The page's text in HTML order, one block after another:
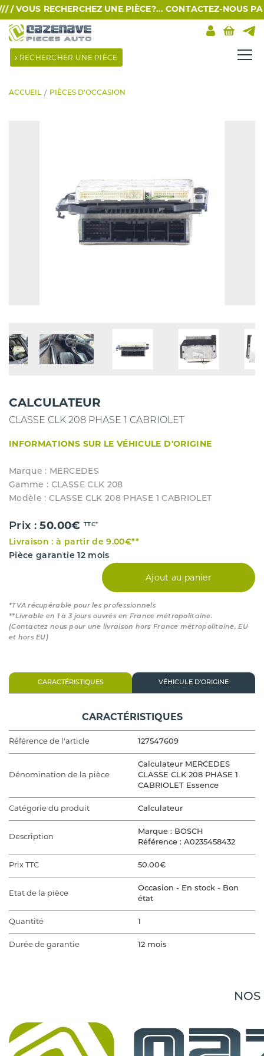
/ VOUS RECHERCHEZ UNE PIÈCE?... CONTACTEZ-NOUS
RECHERCHER UNE PIÈCE
ACCUEIL PIÈCES D'OCCASION
CALCULATEUR
CLASSE CLK 208 PHASE 1 CABRIOLET
INFORMATIONS SUR LE VÉHICULE D'ORIGINE
Marque : MERCEDES
Gamme : CLASSE CLK 208
Modèle : CLASSE CLK 208 PHASE 1 CABRIOLET
Prix :50.00€ TTC*
Livraison : à partir de 9.00€**
Pièce garantie 12 mois
Ajout au panier
*TVA récupérable pour les professionnels
**Livrable en 1 à 3 jours ouvrés en France métropolitaine.
(Contactez nous pour une livraison hors France métropolitaine, EU
et hors EU)
CARACTÉRISTIQUES VÉHICULE D'ORIGINE
CARACTÉRISTIQUES
Référence de l'article 127547609
Dénomination de la pièce
Calculateur MERCEDES
CLASSE CLK 208 PHASE 1
CABRIOLET Essence
Catégorie du produit Calculateur
Description
Marque : BOSCH
Référence : A0235458432
Prix TTC 50.00€
Etat de la pièce
Occasion - En stock - Bon
état
Quantité 1
Durée de garantie 12 mois
Modèle du véhicule
CLASSE CLK 208 PHASE 1
NOS